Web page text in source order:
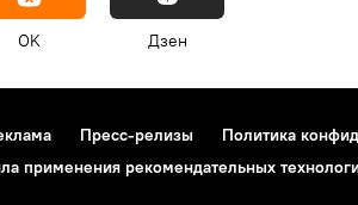
OK Дзен
Пресс-релизы
Политика
применения рекомендательных